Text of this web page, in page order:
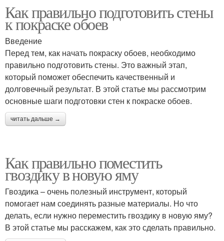
Как правильно подготовить стены
к покраске обоев
Введение
Перед тем, как начать покраску обоев, необходимо
правильно подготовить стены. Это важный этап,
который поможет обеспечить качественный и
долговечный результат. В этой статье мы рассмотрим
основные шаги подготовки стен к покраске обоев.
читать дальше →
Как правильно поместить
гвоздику в новую яму
Гвоздика – очень полезный инструмент, который
помогает нам соединять разные материалы. Но что
делать, если нужно переместить гвоздику в новую яму?
В этой статье мы расскажем, как это сделать правильно.